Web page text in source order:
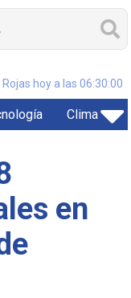
hoy a las 06:30:00
Clima
en